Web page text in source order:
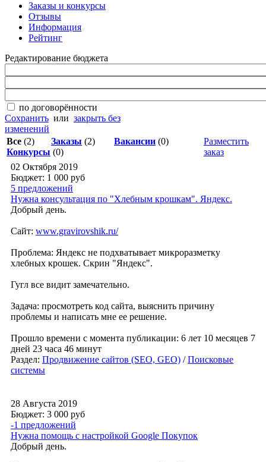
Заказы и конкурсы
Отзывы
Информация
Рейтинг
Редактирование бюджета
по договорённости
Сохранить или закрыть без
изменений
Все (2) Заказы (2) Вакансии (0)
Конкурсы (0)
Разместить
заказ
02 Октября 2019
Бюджет: 1 000 руб
5 предложений
Нужна консультация по "Хлебным крошкам". Яндекс.
Добрый день.
Сайт: www.gravirovshik.ru/
Проблема: Яндекс не подхватывает микроразметку
хлебных крошек. Скрин "Яндекс".
Гугл все видит замечательно.
Задача: просмотреть код сайта, выяснить причину
проблемы и написать мне ее решение.
Прошло времени с момента публикации: 6 лет 10 месяцев 7
дней 23 часа 46 минут
Раздел: Продвижение сайтов (SEO, GEO) /Поисковые
системы
28 Августа 2019
Бюджет: 3 000 руб
-1 предложений
Нужна помощь с настройкой Google Покупок
Добрый день.